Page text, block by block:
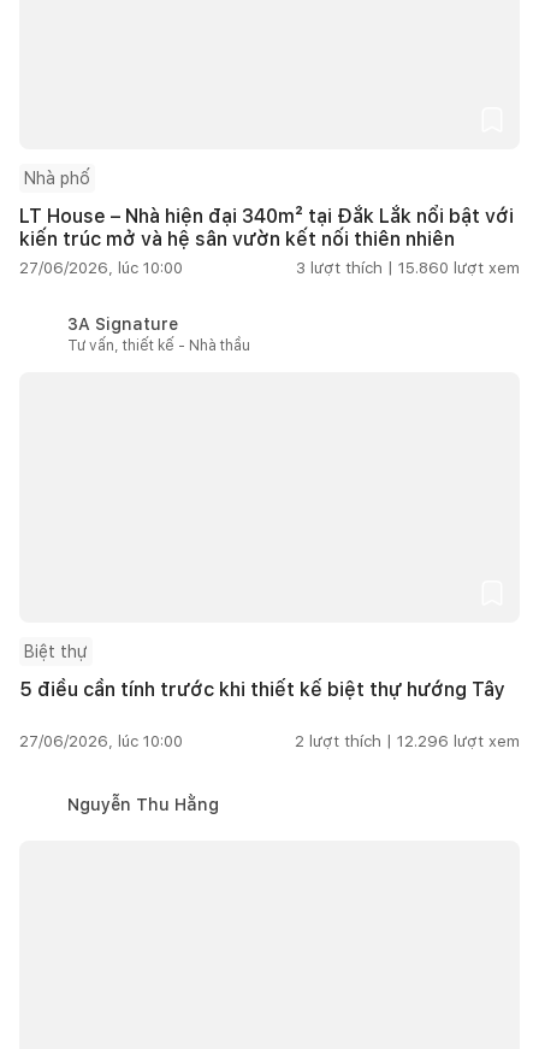
Nhà phố
LT House – Nhà hiện đại 340m² tại Đắk Lắk nổi bật với
kiến trúc mở và hệ sân vườn kết nối thiên nhiên
27/06/2026, lúc 10:00 3 lượt thích | 15.860 lượt xem
3A Signature
Tư vấn, thiết kế - Nhà thầu
Biệt thự
5 điều cần tính trước khi thiết kế biệt thự hướng Tây
27/06/2026, lúc 10:00 2 lượt thích | 12.296 lượt xem
Nguyễn Thu Hằng